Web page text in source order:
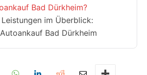
Bad Dürkheim?
Leistungen im Überblick:
Bad Dürkheim